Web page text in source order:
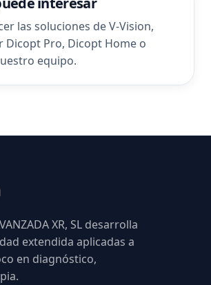
las soluciones de V-Vision,
Dicopt Pro, Dicopt Home o
equipo.
XR, SL desarrolla
extendida aplicadas a
en diagnóstico,